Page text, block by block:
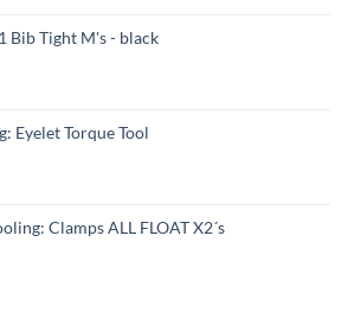
Bib Tight M's - black
Eyelet Torque Tool
Clamps ALL FLOAT X2´s